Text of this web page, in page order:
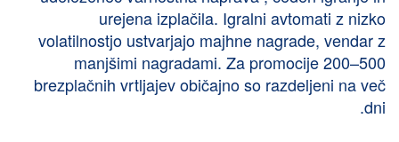
urejena izplačila. Igralni avtomati z nizko
volatilnostjo ustvarjajo majhne nagrade, vendar z
manjšimi nagradami. Za promocije 200–500
brezplačnih vrtljajev običajno so razdeljeni na več
dni.